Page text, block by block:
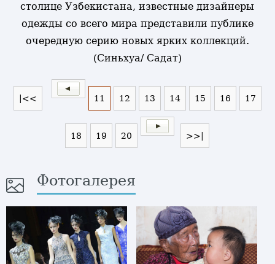
столице Узбекистана, известные дизайнеры
одежды со всего мира представили публике
очередную серию новых ярких коллекций.
(Синьхуа/ Садат)
|<< 11 12 13 14 15 16 17
18 19 20 >>|
Фотогалерея